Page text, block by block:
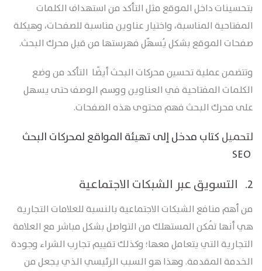
بتحسينات داخل الموقع مثل التأكد من استهداف الكلمات
المفتاحية المناسبة، واختيار عناوين مناسبة للصفحات، وهيكلة
صفحات الموقع بشكل يُسهّل فهرستها من قبل محرك البحث.
وتتضمن عملية تحسين محركات البحث أيضًا التأكد من وضع
الكلمات المفتاحية في العناوين ووسم الوصف حتى يسهل
على محرك البحث فهم محتوى هذه الصفحات.
لتحميل كتاب مدخل إلى تهيئة المواقع لمحركات البحث
2. التسويق عبر الشبكات الاجتماعية
من أهم منافع الشبكات الاجتماعية بالنسبة للعلامات التجارية
هي أنها تُمكن المستهلك من التواصل بشكل مباشر مع العلامة
التجارية التي يتعامل معها؛ وكذلك تقييم تجارب الشراء وجودة
الخدمة المقدمة. وهذا هو السبب الرئيسي الذي يجعل من